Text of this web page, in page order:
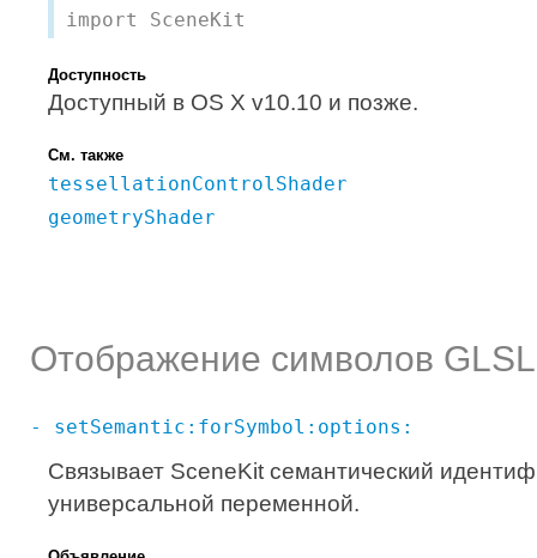
import SceneKit
Доступность
Доступный в OS X v10.10 и позже.
См. также
tessellationControlShader
geometryShader
Отображение символов
- setSemantic:forSymbol:options:
Связывает SceneKit семантический
универсальной переменной.